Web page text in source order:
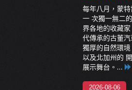
每年八月，蒙
一 次獨一無二
界各地的收藏
代傳承的古董
獨厚的自然環
以及北加州的
展示舞台。...
2026-08-06